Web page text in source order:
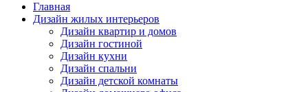
Главная
Дизайн жилых интерьеров
Дизайн квартир и домов
Дизайн гостиной
Дизайн кухни
Дизайн спальни
Дизайн детской комнаты